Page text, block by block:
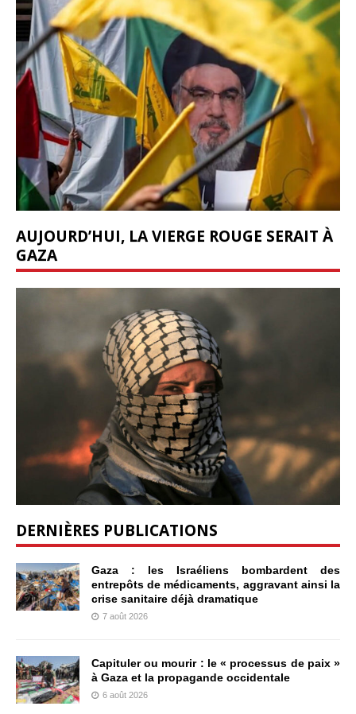
AUJOURD’HUI, LA VIERGE ROUGE SERAIT À
GAZA
DERNIÈRES PUBLICATIONS
Gaza : les Israéliens bombardent des
entrepôts de médicaments, aggravant ainsi la
crise sanitaire déjà dramatique
7 août 2026
Capituler ou mourir : le « processus de paix »
à Gaza et la propagande occidentale
6 août 2026